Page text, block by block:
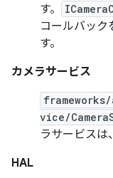
す。
コールバック
す。
カメラサービス
vice/
ラサービスは
HAL